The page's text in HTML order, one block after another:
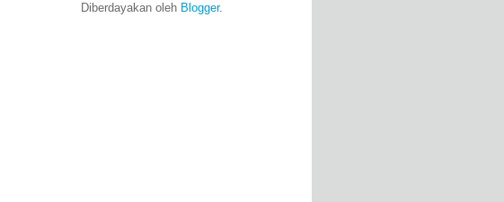
Diberdayakan oleh Blogger.